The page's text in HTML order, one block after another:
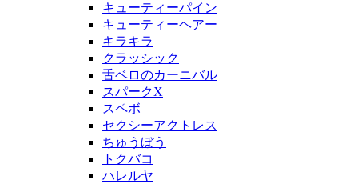
キューティーパイン
キューティーヘアー
キラキラ
クラッシック
舌ベロのカーニバル
スパークX
スペボ
セクシーアクトレス
ちゅうぼう
トクバコ
ハレルヤ